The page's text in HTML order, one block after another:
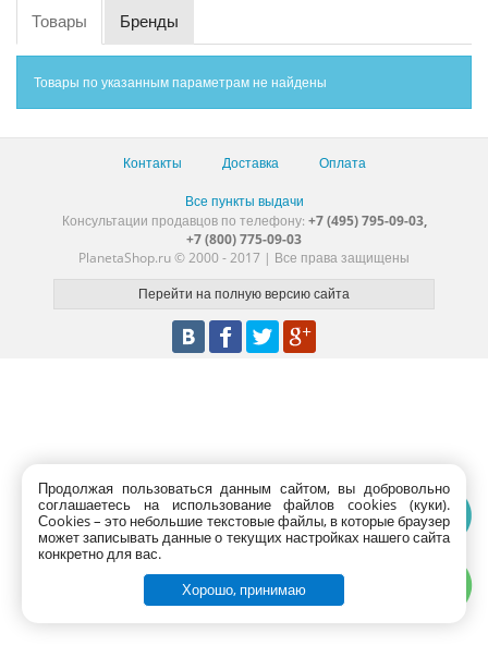
Товары Бренды
Товары по указанным параметрам не найдены
Контакты Доставка Оплата
Все пункты выдачи
Консультации продавцов по телефону: +7 (495) 795-09-03,
+7 (800) 775-09-03
PlanetaShop.ru © 2000 - 2017 | Все права защищены
Продолжая пользоваться данным сайтом, вы добровольно
соглашаетесь на использование файлов cookies (куки).
Сookies – это небольшие текстовые файлы, в которые браузер
может записывать данные о текущих настройках нашего сайта
конкретно для вас.
Хорошо, принимаю